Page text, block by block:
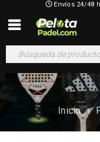
Envíos 24/48
Inicio ›